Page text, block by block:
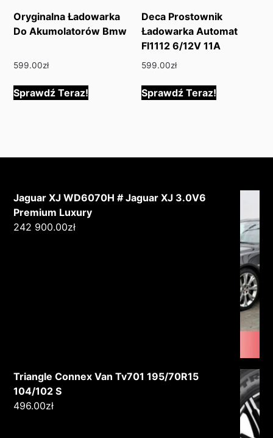
Oryginalna Ładowarka
Do Akumolatorów Bmw
599.00zł
Sprawdź Teraz!
Deca Prostownik
Ładowarka Automat
Fl1112 6/12V 11A
599.00zł
Sprawdź Teraz!
Jaguar XJ WD6070H # Jaguar XJ 3.0V6
Premium Luxury
242 900.00zł
Triangle Connex Van Tv701 195/70R15
104/102 S
496.00zł